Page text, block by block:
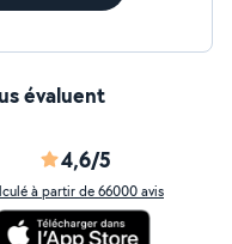
évaluent
4,6/5
à partir de 66000 avis